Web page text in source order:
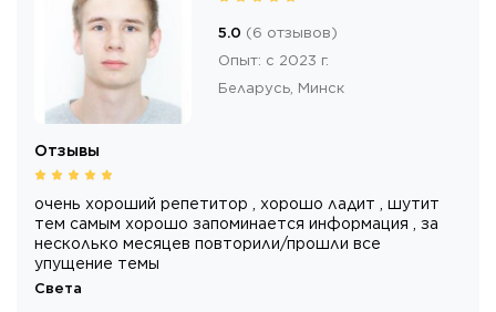
5.0 (6 отзывов)
Опыт: с 2023 г.
Беларусь, Минск
Отзывы
очень хороший репетитор , хорошо ладит , шутит
тем самым хорошо запоминается информация , за
несколько месяцев повторили/прошли все
упущение темы
Света